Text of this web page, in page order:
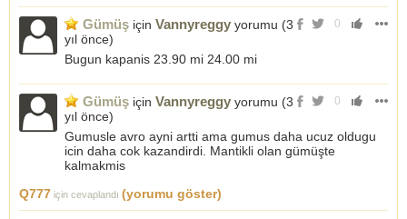
0
Gümüş için Vannyreggy yorumu (3
yıl önce)
Bugun kapanis 23.90 mi 24.00 mi
0
Gümüş için Vannyreggy yorumu (3
yıl önce)
Gumusle avro ayni artti ama gumus daha ucuz oldugu
icin daha cok kazandirdi. Mantikli olan gümüşte
kalmakmis
Q777 için cevaplandı (yorumu göster)